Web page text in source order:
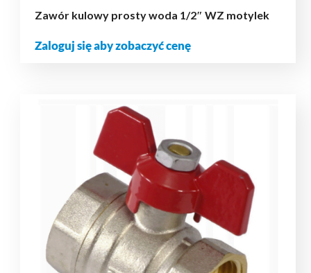
Zawór kulowy prosty woda 1/2″ WZ motylek
Zaloguj się aby zobaczyć cenę